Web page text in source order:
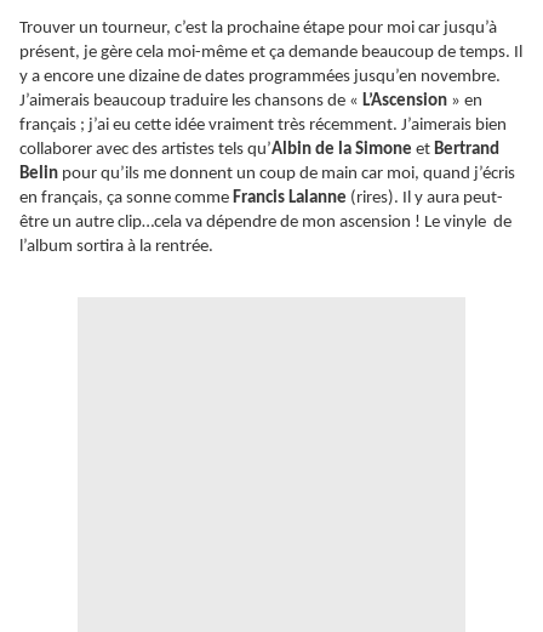
Trouver un tourneur, c’est la prochaine étape pour moi car jusqu’à
présent, je gère cela moi-même et ça demande beaucoup de temps. Il
y a encore une dizaine de dates programmées jusqu’en novembre.
J’aimerais beaucoup traduire les chansons de « L’Ascension » en
français ; j’ai eu cette idée vraiment très récemment. J’aimerais bien
collaborer avec des artistes tels qu’Albin de la Simone et Bertrand
Belin pour qu’ils me donnent un coup de main car moi, quand j’écris
en français, ça sonne comme Francis Lalanne (rires). Il y aura peut-
être un autre clip…cela va dépendre de mon ascension ! Le vinyle de
l’album sortira à la rentrée.